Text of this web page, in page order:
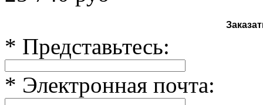
* Представьтесь:
* Электронная почта: